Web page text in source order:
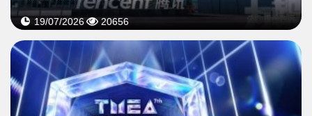
19/07/2026 20656